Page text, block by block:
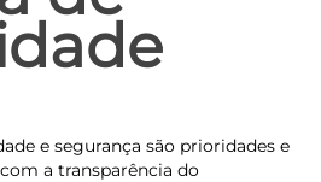
e segurança são prioridades e
a transparência do